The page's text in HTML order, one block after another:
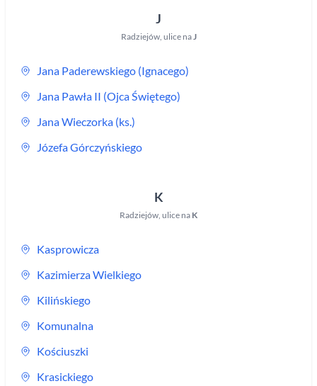
J
Radziejów, ulice naJ
Jana Paderewskiego (Ignacego)
Jana Pawła II (Ojca Świętego)
Jana Wieczorka (ks.)
Józefa Górczyńskiego
K
Radziejów, ulice na K
Kasprowicza
Kazimierza Wielkiego
Kilińskiego
Komunalna
Kościuszki
Krasickiego